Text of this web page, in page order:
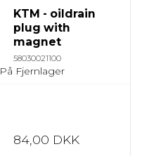
KTM - oildrain
plug with
magnet
58030021100
På Fjernlager
84,00 DKK